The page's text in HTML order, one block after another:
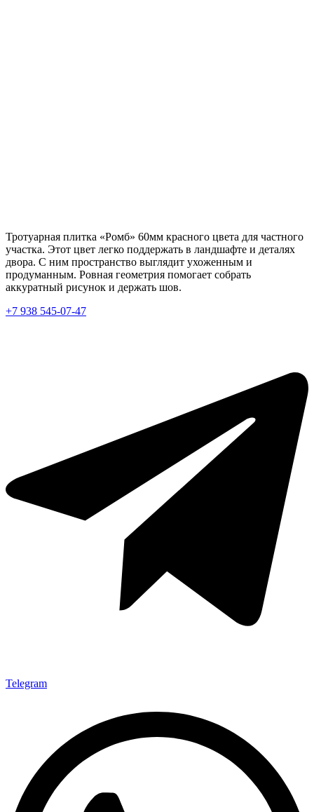
Тротуарная плитка «Ромб» 60мм красного цвета для частного
участка. Этот цвет легко поддержать в ландшафте и деталях
двора. С ним пространство выглядит ухоженным и
продуманным. Ровная геометрия помогает собрать
аккуратный рисунок и держать шов.
+7 938 545-07-47
Telegram